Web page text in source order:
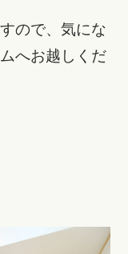
ので、気にな
へお越しくだ